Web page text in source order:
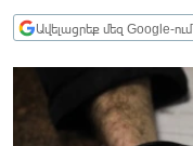
ՏՆՏԵՍՈՒԹՅՈՒՆ
ՊԱՏԵՐԱԶՄԻ 6
ՏԱՐԱԾԱՇՐՋԱՆ
Ավելացրեք մեզ Google-ում